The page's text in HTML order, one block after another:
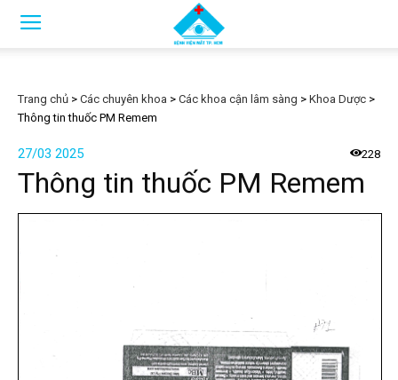
Trang chủ > Các chuyên khoa > Các khoa cận lâm sàng > Khoa Dược >
Thông tin thuốc PM Remem
27/03 2025 228
Thông tin thuốc PM Remem